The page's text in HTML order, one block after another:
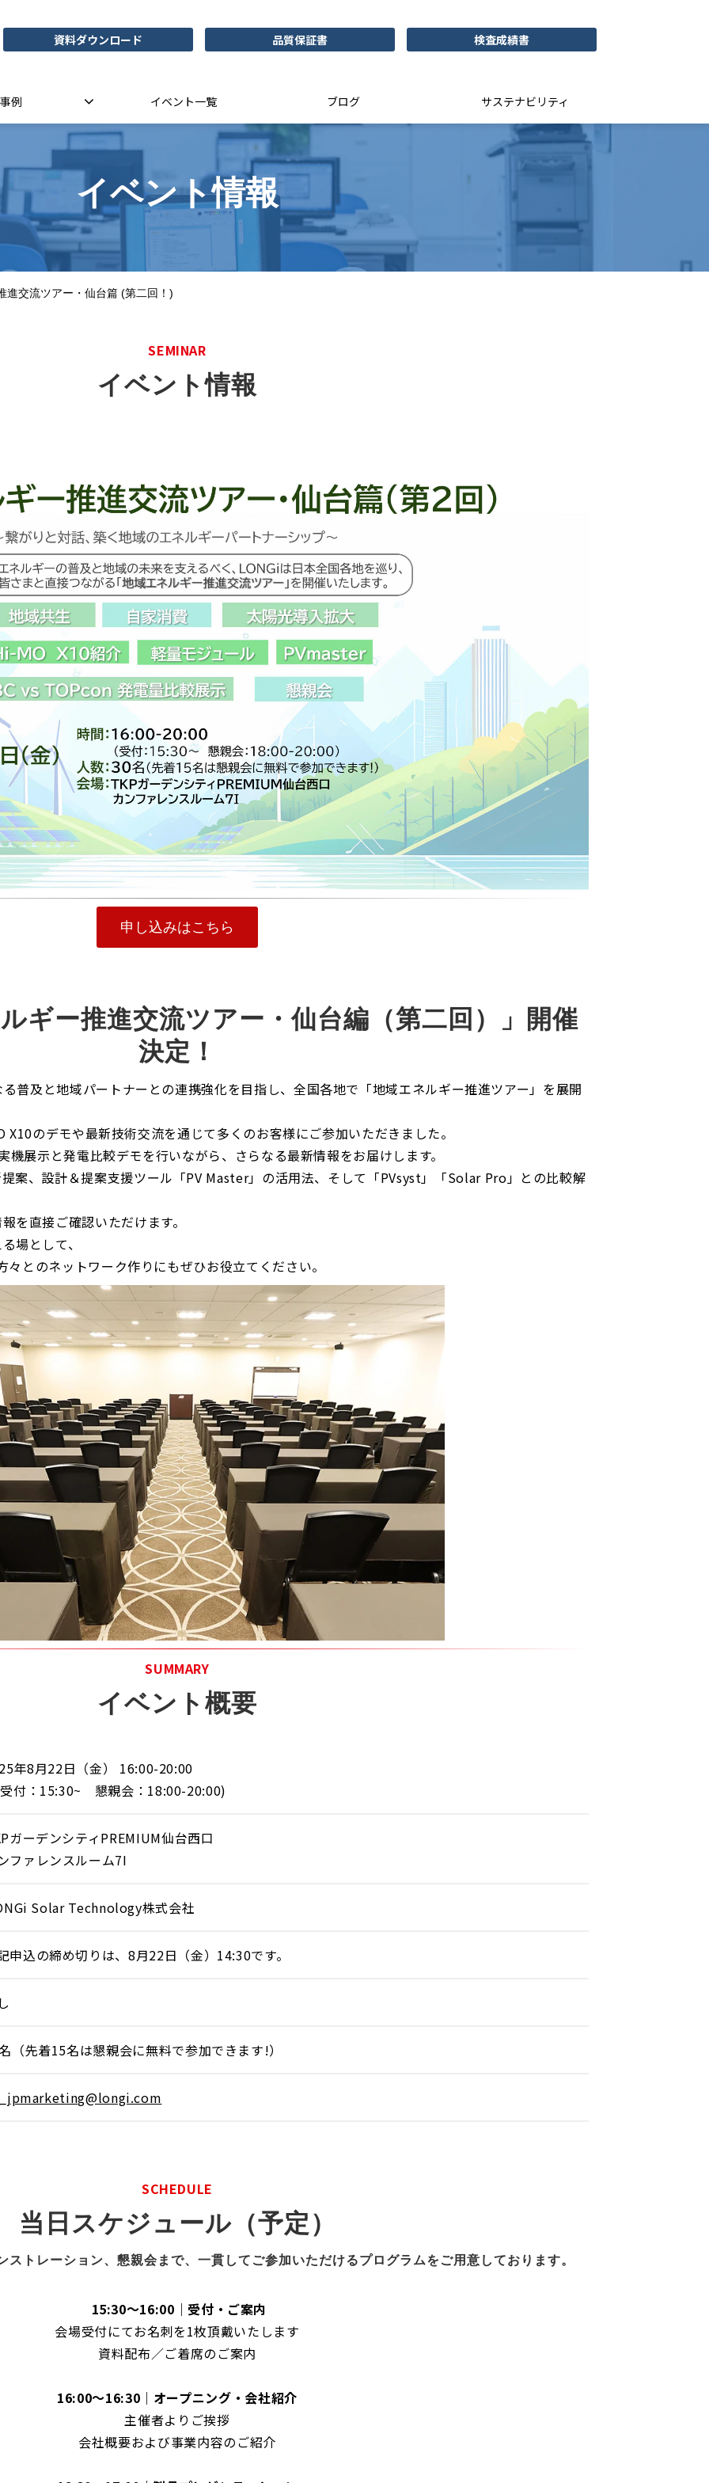
資料ダウンロード 品質保証書 検査成績書
例 イベント一覧 ブログ サステナビリティ
イベント情報
進交流ツアー・仙台篇 (第二回！)
SEMINAR
イベント情報
申し込みはこちら
ギー推進交流ツアー・仙台編（第二回）」開催
決定！
普及と地域パートナーとの連携強化を目指し、全国各地で「地域エネルギー推進ツアー」を展開
のデモや最新技術交流を通じて多くのお客様にご参加いただきました。
展示と発電比較デモを行いながら、さらなる最新情報をお届けします。
案、設計＆提案支援ツール「PV Master」の活用法、そして「PVsyst」「Solar Pro」との比較解
を直接ご確認いただけます。
場として、
とのネットワーク作りにもぜひお役立てください。
SUMMARY
イベント概要
年8月22日（金） 16:00-20:00
付：15:30~ 懇親会：18:00-20:00)
ガーデンシティPREMIUM仙台西口
ファレンスルーム7I
Solar Technology株式会社
申込の締め切りは、8月22日（金）14:30です。
（先着15名は懇親会に無料で参加できます!）
SCHEDULE
当日スケジュール（予定）
トレーション、懇親会まで、一貫してご参加いただけるプログラムをご用意しております。
15:30～16:00｜受付・ご案内
会場受付にてお名刺を1枚頂戴いたします
資料配布／ご着席のご案内
16:00～16:30｜オープニング・会社紹介
主催者よりご挨拶
会社概要および事業内容のご紹介